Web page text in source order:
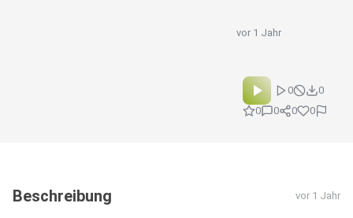
vor 1 Jahr
0
0
0
0 0 0
Beschreibung vor 1 Jahr